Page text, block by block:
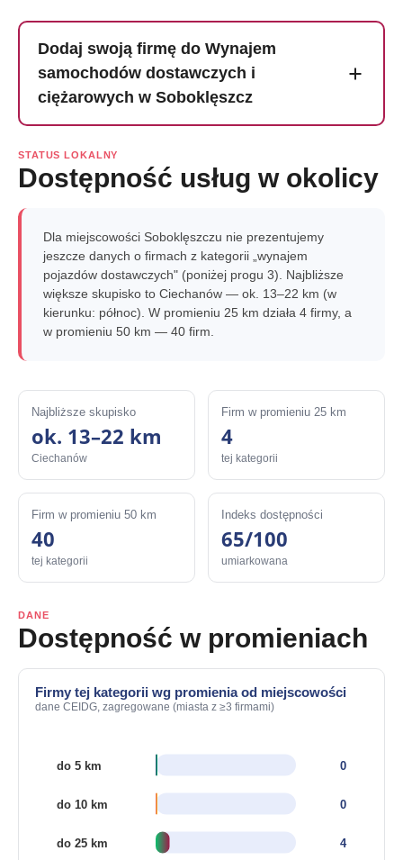
Dodaj swoją firmę do Wynajem
samochodów dostawczych i
ciężarowych w Soboklęszcz
STATUS LOKALNY
Dostępność usług w okolicy
Dla miejscowości Soboklęszczu nie prezentujemy
jeszcze danych o firmach z kategorii „wynajem
pojazdów dostawczych" (poniżej progu 3). Najbliższe
większe skupisko to Ciechanów — ok. 13–22 km (w
kierunku: północ). W promieniu 25 km działa 4 firmy, a
w promieniu 50 km — 40 firm.
Najbliższe skupisko
ok. 13–22 km
Ciechanów
Firm w promieniu 25 km
4
tej kategorii
Firm w promieniu 50 km
40
tej kategorii
Indeks dostępności
65/100
umiarkowana
DANE
Dostępność w promieniach
Firmy tej kategorii wg promienia od miejscowości
dane CEIDG, zagregowane (miasta z ≥3 firmami)